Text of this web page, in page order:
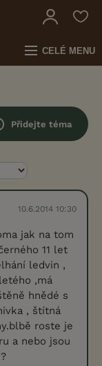
CELÉ MENU
Přidejte téma
10.6.2014 10:30
jak na tom
11 let
ledvin ,
,má
hnědé s
, štítná
roste je
a nebo jsou